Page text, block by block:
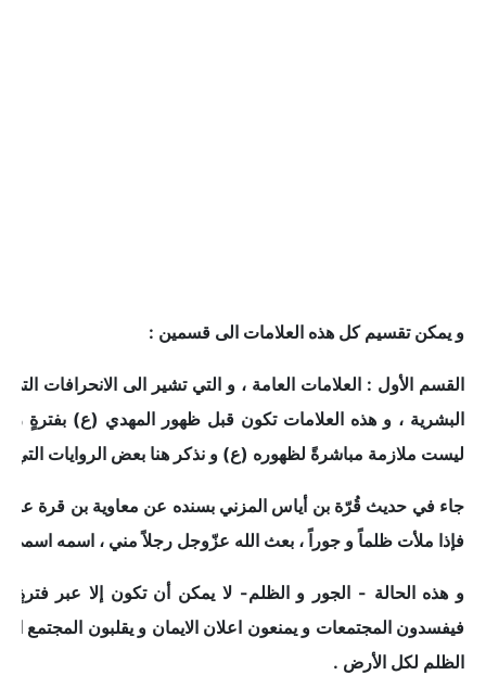
و يمكن تقسيم كل هذه العلامات الى قسمين :
القسم الأول : العلامات العامة ، و التي تشير الى الانحرافات
البشرية ، و هذه العلامات تكون قبل ظهور المهدي (ع) بفترةٍ
ليست ملازمة مباشرةً لظهوره (ع) و نذكر هنا بعض الروايات التي
جاء في حديث قُرّة بن أياس المزني بسنده عن معاوية بن قرة عن
فإذا ملأت ظلماً و جوراً ، بعث الله عزّوجل رجلاً مني ، اسمه
و هذه الحالة - الجور و الظلم- لا يمكن أن تكون إلا عبر
فيفسدون المجتمعات و يمنعون اعلان الايمان و يقلبون
الظلم لكل الأرض .